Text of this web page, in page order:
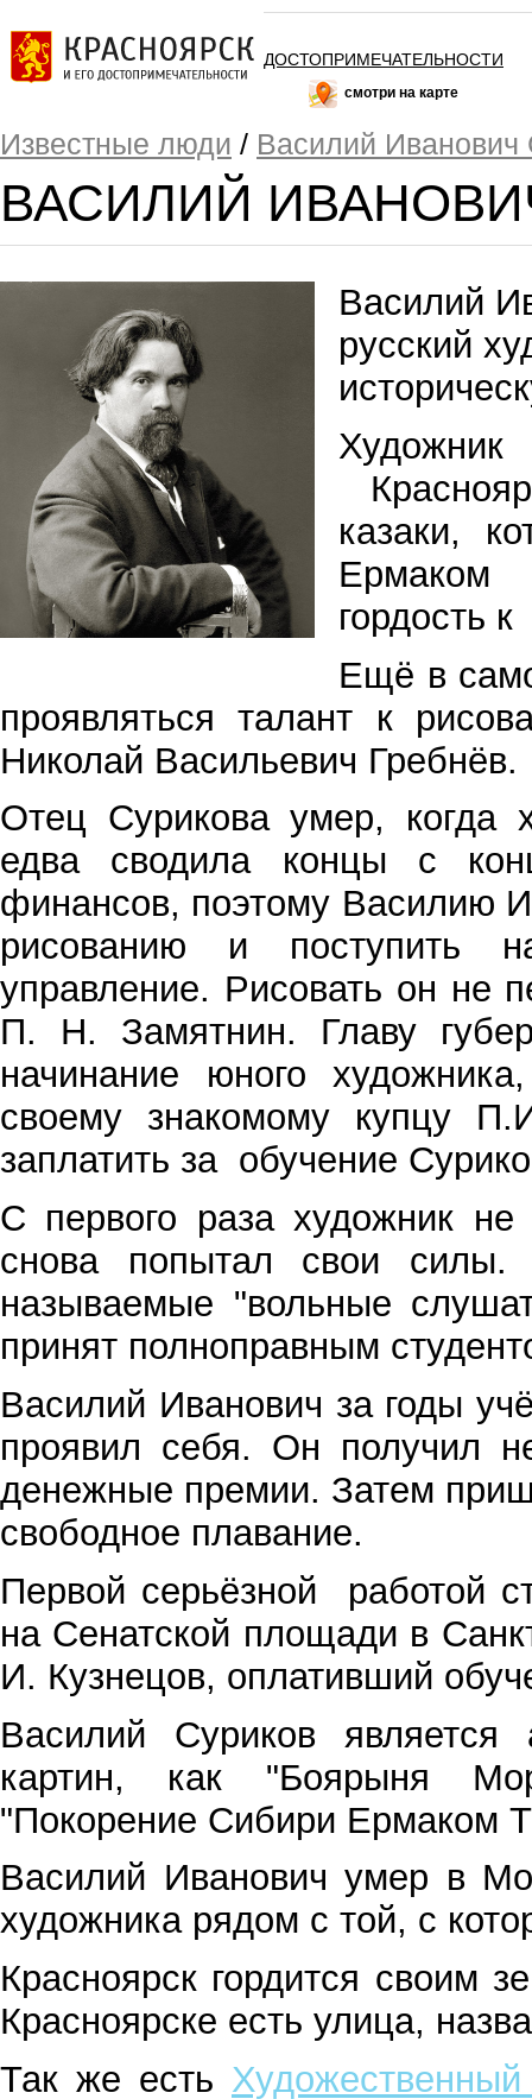
ДОСТОПРИМЕЧАТЕЛЬНОСТИ
смотри на карте
Известные люди / Василий Иванович
ВАСИЛИЙ
Василий
русский
казаки,
гордость к
Ещё в
проявляться талант к
Николай Васильевич Гребнёв.
Отец Сурикова умер,
едва сводила концы с
финансов, поэтому Василию
рисованию и поступить
управление. Рисовать он не
П. Н. Замятнин. Главу
начинание юного
своему знакомому купцу
заплатить за обучение
С первого раза художник
снова попытал свои
называемые "вольные
принят полноправным
Василий Иванович за годы
проявил себя. Он получил
денежные премии. Затем
свободное плавание.
Первой серьёзной
работой
на Сенатской площади в
И. Кузнецов, оплативший
Василий Суриков является
картин, как "Боярыня
"Покорение Сибири Ермаком
Василий Иванович умер в
художника рядом с той, с
Красноярск гордится своим
Красноярске есть улица,
Так же есть